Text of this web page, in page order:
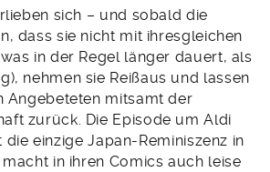
sich – und sobald die
dass sie nicht mit ihresgleichen
in der Regel länger dauert, als
nehmen sie Reißaus und lassen
Angebeteten mitsamt der
zurück. Die Episode um Aldi
einzige Japan-Reminiszenz in
macht in ihren Comics auch leise